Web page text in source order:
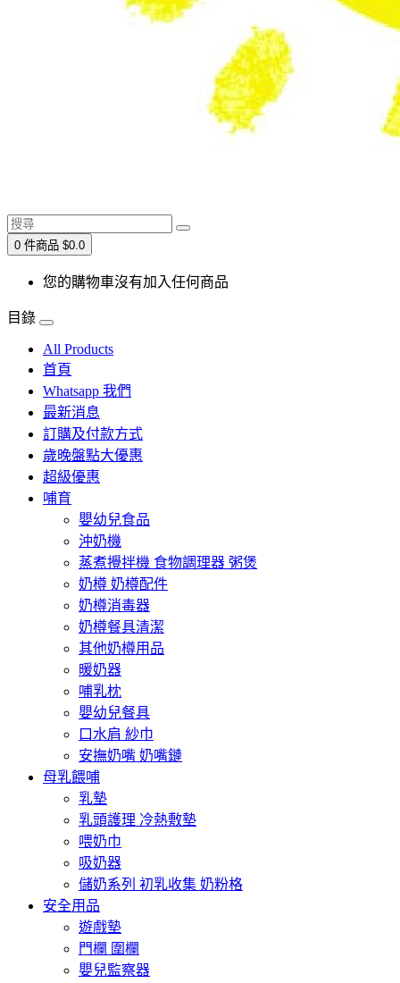
0 件商品 $0.0
您的購物車沒有加入任何商品
目錄
All Products
首頁
Whatsapp 我們
最新消息
訂購及付款方式
歲晚盤點大優惠
超級優惠
哺育
嬰幼兒食品
沖奶機
蒸煮攪拌機 食物調理器 粥煲
奶樽 奶樽配件
奶樽消毒器
奶樽餐具清潔
其他奶樽用品
暖奶器
哺乳枕
嬰幼兒餐具
口水肩 紗巾
安撫奶嘴 奶嘴鏈
母乳餵哺
乳墊
乳頭護理 冷熱敷墊
喂奶巾
吸奶器
儲奶系列 初乳收集 奶粉格
安全用品
遊戲墊
門欄 圍欄
嬰兒監察器